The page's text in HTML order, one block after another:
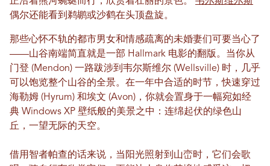
偶尔还能看到鹈鹕或沙鹤在头顶盘旋。
那些心怀不轨的都市男女和情感疏离的未婚妻们可要当心了
——山谷南端简直就是一部 Hallmark 电影的翻版。当你从
门登 (Mendon) 一路跋涉到韦尔斯维尔 (Wellsville) 时，几乎
可以饱览整个山谷的全景。在一年中合适的时节，快速穿过
海勒姆 (Hyrum) 和埃文 (Avon)，你就会置身于一幅宛如经
典 Windows XP 壁纸般的美景之中：连绵起伏的绿色山
丘，一望无际的天空。
借用智者帕查的话来说，当阳光照射到山峦时，它们会歌